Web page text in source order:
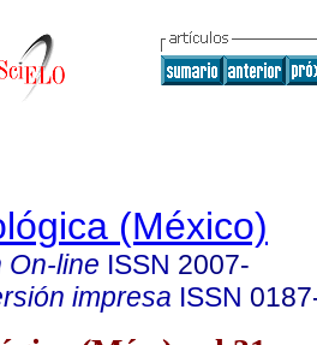
(México)
On-line ISSN 2007-
impresa ISSN